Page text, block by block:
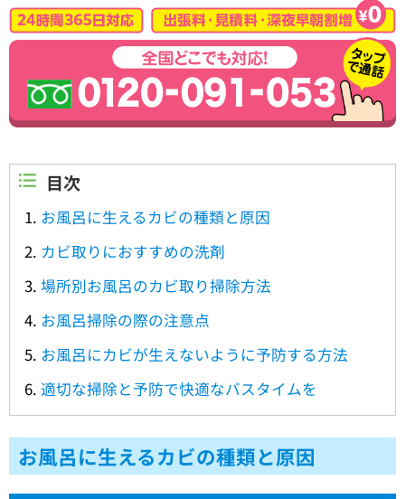
目次
お風呂に生えるカビの種類と原因
カビ取りにおすすめの洗剤
場所別お風呂のカビ取り掃除方法
お風呂掃除の際の注意点
お風呂にカビが生えないように予防する方法
適切な掃除と予防で快適なバスタイムを
お風呂に生えるカビの種類と原因